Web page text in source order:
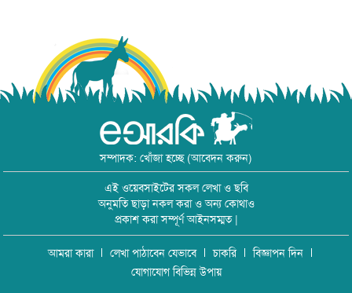
সম্পাদক: খোঁজা হচ্ছে (আবেদন করুন)
এই ওয়েবসাইটের সকল লেখা ও ছবি
অনুমতি ছাড়া নকল করা ও অন্য কোথাও
প্রকাশ করা সম্পূর্ণ আইনসম্মত |
আমরা কারা লেখা পাঠাবেন যেভাবে চাকরি
বিজ্ঞাপন দিন
যোগাযোগ বিভিন্ন উপায়